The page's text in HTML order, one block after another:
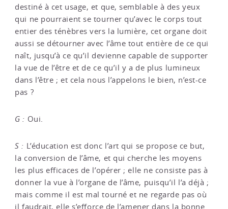
destiné à cet usage, et que, semblable à des yeux
qui ne pourraient se tourner qu’avec le corps tout
entier des ténèbres vers la lumière, cet organe doit
aussi se détourner avec l’âme tout entière de ce qui
naît, jusqu’à ce qu’il devienne capable de supporter
la vue de l’être et de ce qu’il y a de plus lumineux
dans l’être ; et cela nous l’appelons le bien, n’est-ce
pas ?
G : Oui.
S : L’éducation est donc l’art qui se propose ce but,
la conversion de l’âme, et qui cherche les moyens
les plus efficaces de l’opérer ; elle ne consiste pas à
donner la vue à l’organe de l’âme, puisqu’il l’a déjà ;
mais comme il est mal tourné et ne regarde pas où
il faudrait, elle s’efforce de l’amener dans la bonne